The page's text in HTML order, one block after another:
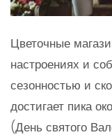
Цветочные
настроениях и
сезонностью и
достигает пика
(День святого